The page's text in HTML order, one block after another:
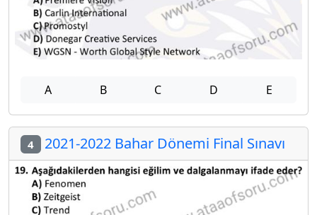
A B C D E
4 2021-2022 Bahar Dönemi Final Sınavı